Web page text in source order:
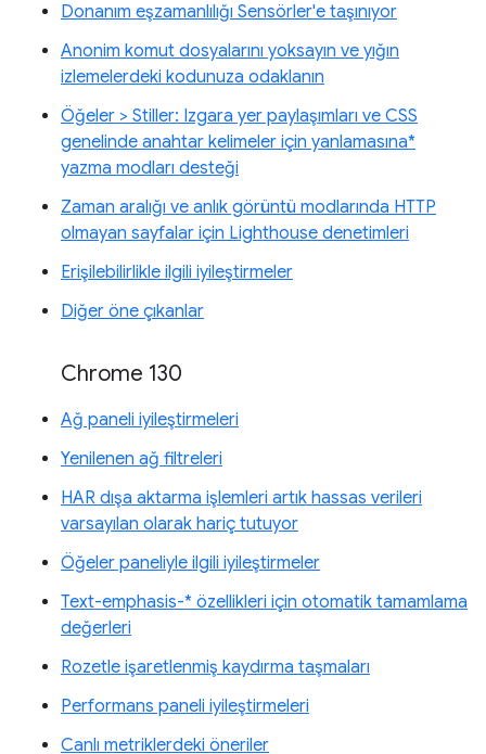
Donanım eşzamanlılığı Sensörler'e taşınıyor
Anonim komut dosyalarını yoksayın ve yığın
izlemelerdeki kodunuza odaklanın
Öğeler > Stiller: Izgara yer paylaşımları ve CSS
genelinde anahtar kelimeler için yanlamasına*
yazma modları desteği
Zaman aralığı ve anlık görüntü modlarında HTTP
olmayan sayfalar için Lighthouse denetimleri
Erişilebilirlikle ilgili iyileştirmeler
Diğer öne çıkanlar
Chrome 130
Ağ paneli iyileştirmeleri
Yenilenen ağ filtreleri
HAR dışa aktarma işlemleri artık hassas verileri
varsayılan olarak hariç tutuyor
Öğeler paneliyle ilgili iyileştirmeler
Text-emphasis-* özellikleri için otomatik tamamlama
değerleri
Rozetle işaretlenmiş kaydırma taşmaları
Performans paneli iyileştirmeleri
Canlı metriklerdeki öneriler